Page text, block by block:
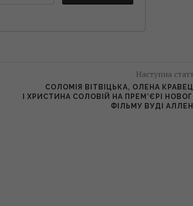
Наступна
СОЛОМІЯ ВІТВІЦЬКА, ОЛЕНА
І ХРИСТИНА СОЛОВІЙ НА ПРЕМ’ЄРІ
ФІЛЬМУ ВУДІ